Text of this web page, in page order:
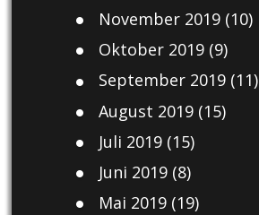
November 2019(10)
Oktober 2019(9)
September 2019(11)
August 2019(15)
Juli 2019(15)
Juni 2019(8)
Mai 2019(19)